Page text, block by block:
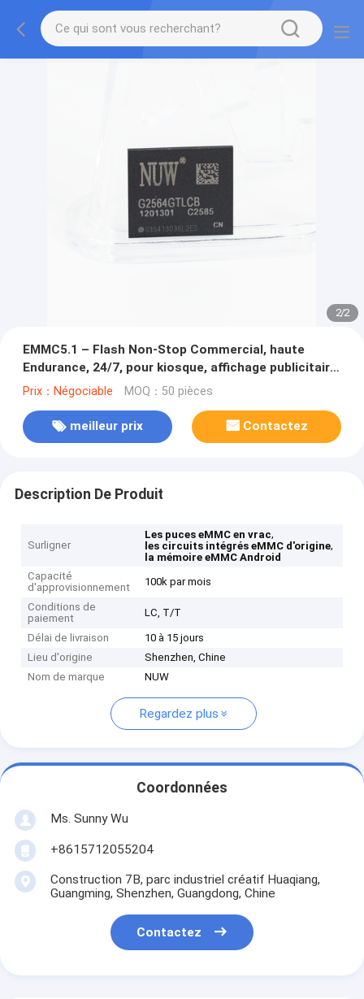
2/2
EMMC5.1 – Flash Non-Stop Commercial, haute
Endurance, 24/7, pour kiosque, affichage publicitaire,
Terminal libre-Service
Prix：Négociable MOQ：50 pièces
meilleur prix Contactez
Description De Produit
Surligner
Les puces eMMC en vrac,
les circuits intégrés eMMC d'origine,
la mémoire eMMC Android
Capacité
d'approvisionnement
100k par mois
Conditions de
paiement
LC, T/T
Délai de livraison
10 à 15 jours
Lieu d'origine
Shenzhen, Chine
Nom de marque
NUW
Regardez plus
Coordonnées
Ms. Sunny Wu
+8615712055204
Construction 7B, parc industriel créatif Huaqiang,
Guangming, Shenzhen, Guangdong, Chine
Contactez